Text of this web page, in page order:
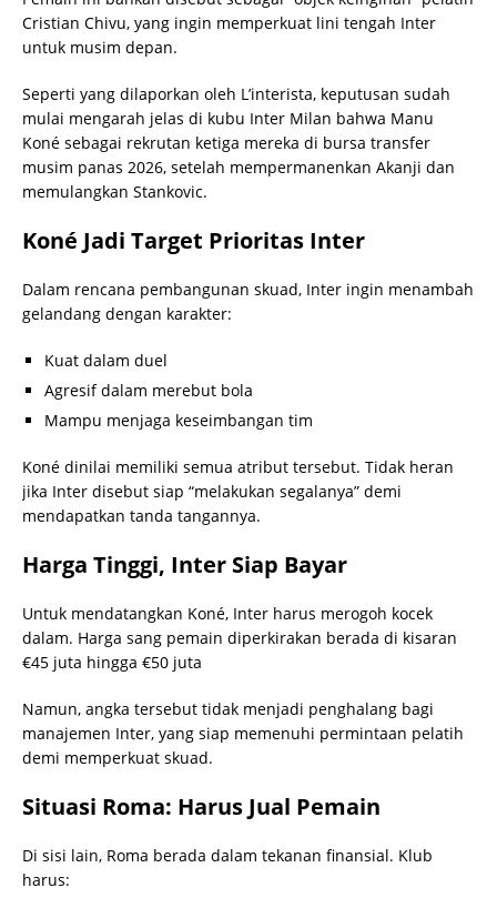
Cristian Chivu, yang ingin memperkuat lini tengah Inter
untuk musim depan.
Seperti yang dilaporkan oleh L’interista, keputusan sudah
mulai mengarah jelas di kubu Inter Milan bahwa Manu
Koné sebagai rekrutan ketiga mereka di bursa transfer
musim panas 2026, setelah mempermanenkan Akanji dan
memulangkan Stankovic.
Koné Jadi Target Prioritas Inter
Dalam rencana pembangunan skuad, Inter ingin menambah
gelandang dengan karakter:
Kuat dalam duel
Agresif dalam merebut bola
Mampu menjaga keseimbangan tim
Koné dinilai memiliki semua atribut tersebut. Tidak heran
jika Inter disebut siap “melakukan segalanya” demi
mendapatkan tanda tangannya.
Harga Tinggi, Inter Siap Bayar
Untuk mendatangkan Koné, Inter harus merogoh kocek
dalam. Harga sang pemain diperkirakan berada di kisaran
€45 juta hingga €50 juta
Namun, angka tersebut tidak menjadi penghalang bagi
manajemen Inter, yang siap memenuhi permintaan pelatih
demi memperkuat skuad.
Situasi Roma: Harus Jual Pemain
Di sisi lain, Roma berada dalam tekanan finansial. Klub
harus: